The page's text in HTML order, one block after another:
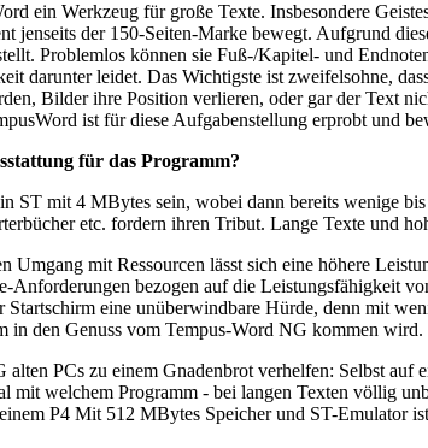
ein Werkzeug für große Texte. Insbesondere
jenseits der 150-Seiten-Marke bewegt. Aufgrund
Problemlos können sie Fuß-/Kapitel- und
darunter leidet. Das Wichtigste ist zweifelsohne,
Bilder ihre Position verlieren, oder gar der Text
ist für diese Aufgabenstellung erprobt und
für das Programm?
mit 4 MBytes sein, wobei dann bereits wenige
etc. fordern ihren Tribut. Lange Texte und
Umgang mit Ressourcen lässt sich eine höhere
Anforderungen bezogen auf die Leistungsfähigkeit
Startschirm eine unüberwindbare Hürde, denn mit
in den Genuss vom Tempus-Word NG kommen
PCs zu einem Gnadenbrot verhelfen: Selbst
mit welchem Programm - bei langen Texten völlig
P4 Mit 512 MBytes Speicher und ST-Emulator